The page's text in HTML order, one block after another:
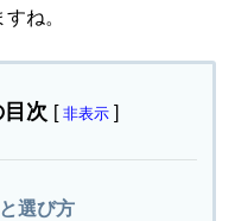
ね。
次 [ 非表示 ]
選び方